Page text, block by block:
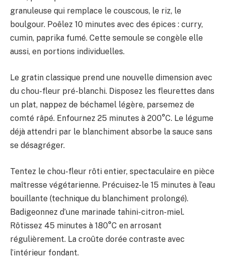
granuleuse qui remplace le couscous, le riz, le
boulgour. Poêlez 10 minutes avec des épices : curry,
cumin, paprika fumé. Cette semoule se congèle elle
aussi, en portions individuelles.
Le gratin classique prend une nouvelle dimension avec
du chou-fleur pré-blanchi. Disposez les fleurettes dans
un plat, nappez de béchamel légère, parsemez de
comté râpé. Enfournez 25 minutes à 200°C. Le légume
déjà attendri par le blanchiment absorbe la sauce sans
se désagréger.
Tentez le chou-fleur rôti entier, spectaculaire en pièce
maîtresse végétarienne. Précuisez-le 15 minutes à l’eau
bouillante (technique du blanchiment prolongé).
Badigeonnez d’une marinade tahini-citron-miel.
Rôtissez 45 minutes à 180°C en arrosant
régulièrement. La croûte dorée contraste avec
l’intérieur fondant.